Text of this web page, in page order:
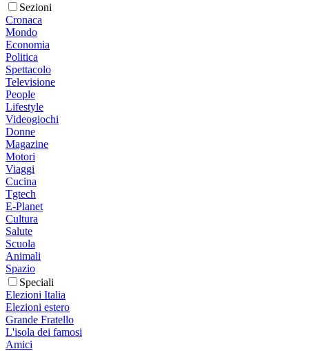
Sezioni
Cronaca
Mondo
Economia
Politica
Spettacolo
Televisione
People
Lifestyle
Videogiochi
Donne
Magazine
Motori
Viaggi
Cucina
Tgtech
E-Planet
Cultura
Salute
Scuola
Animali
Spazio
Speciali
Elezioni Italia
Elezioni estero
Grande Fratello
L'isola dei famosi
Amici